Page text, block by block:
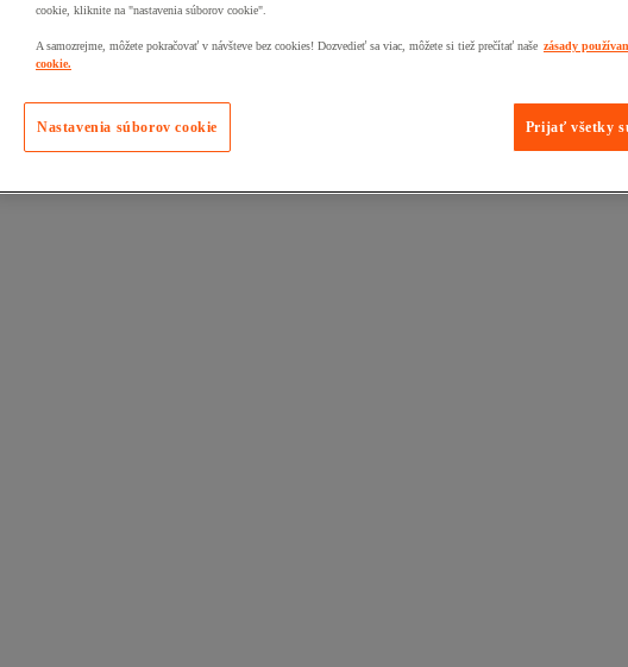
cookie, kliknite na "nastavenia súborov cookie".
A samozrejme, môžete pokračovať v návšteve bez cookies! Dozvedieť sa viac, môžete si tiež prečítať naše zásady
cookie.
Prijať všetky
Nastavenia súborov cookie